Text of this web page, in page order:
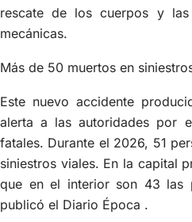
rescate de los cuerpos y las
mecánicas.
Más de 50 muertos en
Este nuevo accidente
alerta a las autoridades por
fatales. Durante el 2026, 51
siniestros viales. En la capital
que en el interior son 43 las
publicó el Diario Época .